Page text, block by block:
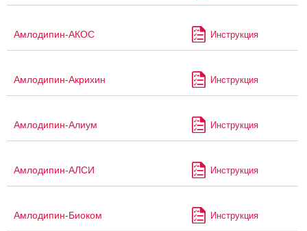
Амлодипин-АКОС Инструкция
Амлодипин-Акрихин Инструкция
Амлодипин-Алиум Инструкция
Амлодипин-АЛСИ Инструкция
Амлодипин-Биоком Инструкция